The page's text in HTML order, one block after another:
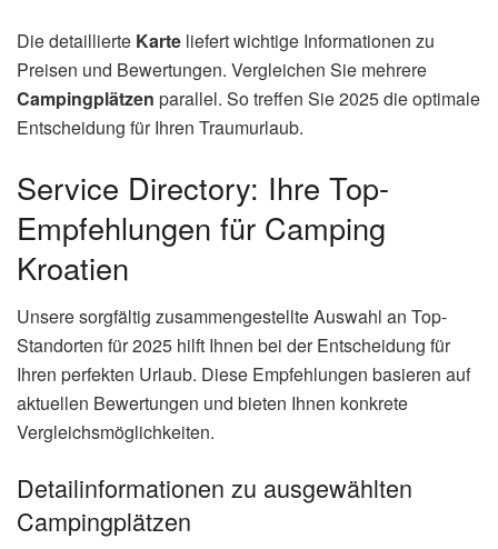
Die detaillierte Karte liefert wichtige Informationen zu
Preisen und Bewertungen. Vergleichen Sie mehrere
Campingplätzen parallel. So treffen Sie 2025 die optimale
Entscheidung für Ihren Traumurlaub.
Service Directory: Ihre Top-
Empfehlungen für Camping
Kroatien
Unsere sorgfältig zusammengestellte Auswahl an Top-
Standorten für 2025 hilft Ihnen bei der Entscheidung für
Ihren perfekten Urlaub. Diese Empfehlungen basieren auf
aktuellen Bewertungen und bieten Ihnen konkrete
Vergleichsmöglichkeiten.
Detailinformationen zu ausgewählten
Campingplätzen